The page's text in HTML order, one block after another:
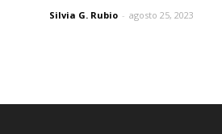
Silvia G. Rubio - agosto 25, 2023